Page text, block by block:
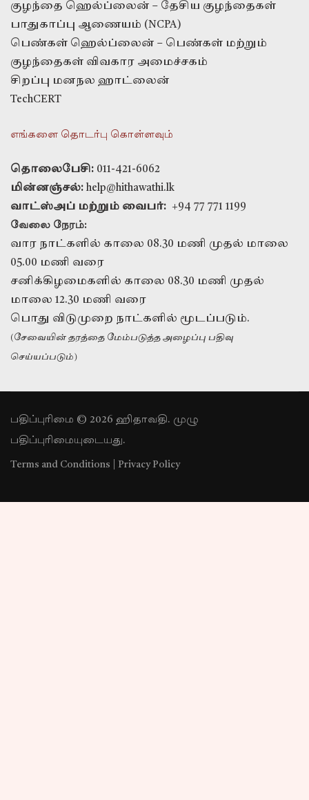
குழந்தை ஹெல்ப்லைன் – தேசிய குழந்தைகள்
பாதுகாப்பு ஆணையம் (NCPA)
பெண்கள் ஹெல்ப்லைன் – பெண்கள் மற்றும்
குழந்தைகள் விவகார அமைச்சகம்
சிறப்பு மனநல ஹாட்லைன்
TechCERT
எங்களை தொடர்பு கொள்ளவும்
தொலைபேசி: 011-421-6062
மின்னஞ்சல்: help@hithawathi.lk
வாட்ஸ்அப் மற்றும் வைபர்: +94 77 771 1199
வேலை நேரம்:
வார நாட்களில் காலை 08.30 மணி முதல் மாலை
05.00 மணி வரை
சனிக்கிழமைகளில் காலை 08.30 மணி முதல்
மாலை 12.30 மணி வரை
பொது விடுமுறை நாட்களில் மூடப்படும்.
(சேவையின் தரத்தை மேம்படுத்த அழைப்பு பதிவு
செய்யப்படும்)
பதிப்புரிமை © 2026 ஹிதாவதி. முழு
பதிப்புரிமையுடையது.
Terms and Conditions Privacy Policy